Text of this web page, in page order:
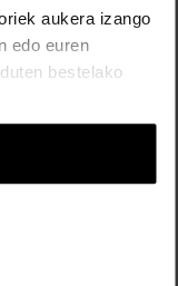
aukera izango
edo euren
bestelako